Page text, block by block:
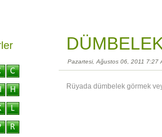
Pazartesi, Ağustos 06, 2011 7:27
Rüyada dümbelek görmek